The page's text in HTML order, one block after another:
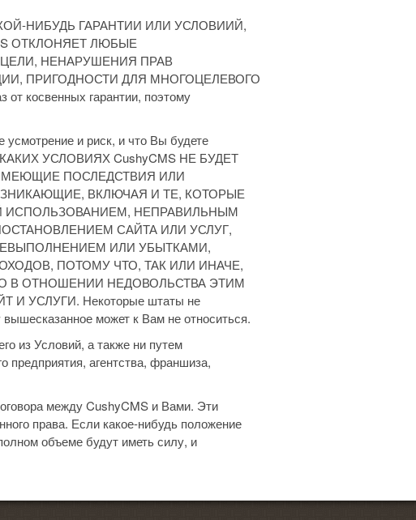
НИБУДЬ ГАРАНТИИ ИЛИ УСЛОВИИЙ,
ОТКЛОНЯЕТ ЛЮБЫЕ
НЕНАРУШЕНИЯ ПРАВ
ПРИГОДНОСТИ ДЛЯ МНОГОЦЕЛЕВОГО
гарантии, поэтому
усмотрение и риск, и что Вы будете
КАКИХ УСЛОВИЯХ CushyCMS НЕ БУДЕТ
ПОСЛЕДСТВИЯ ИЛИ
ВКЛЮЧАЯ И ТЕ, КОТОРЫЕ
ИСПОЛЬЗОВАНИЕМ, НЕПРАВИЛЬНЫМ
САЙТА ИЛИ УСЛУГ,
ИЛИ УБЫТКАМИ,
ПОТОМУ ЧТО, ТАК ИЛИ ИНАЧЕ,
В ОТНОШЕНИИ НЕДОВОЛЬСТВА ЭТИМ
УСЛУГИ. Некоторые штаты не
может к Вам не относиться.
из Условий, а также ни путем
предприятия, агентства, франшиза,
между CushyCMS и Вами. Эти
права. Если какое-нибудь положение
объеме будут иметь силу, и